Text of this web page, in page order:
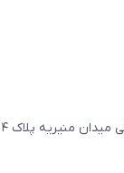
تهران-خیابان ولیعصر (عج)- ضلع شرقی میدان منیریه پلاک ۴